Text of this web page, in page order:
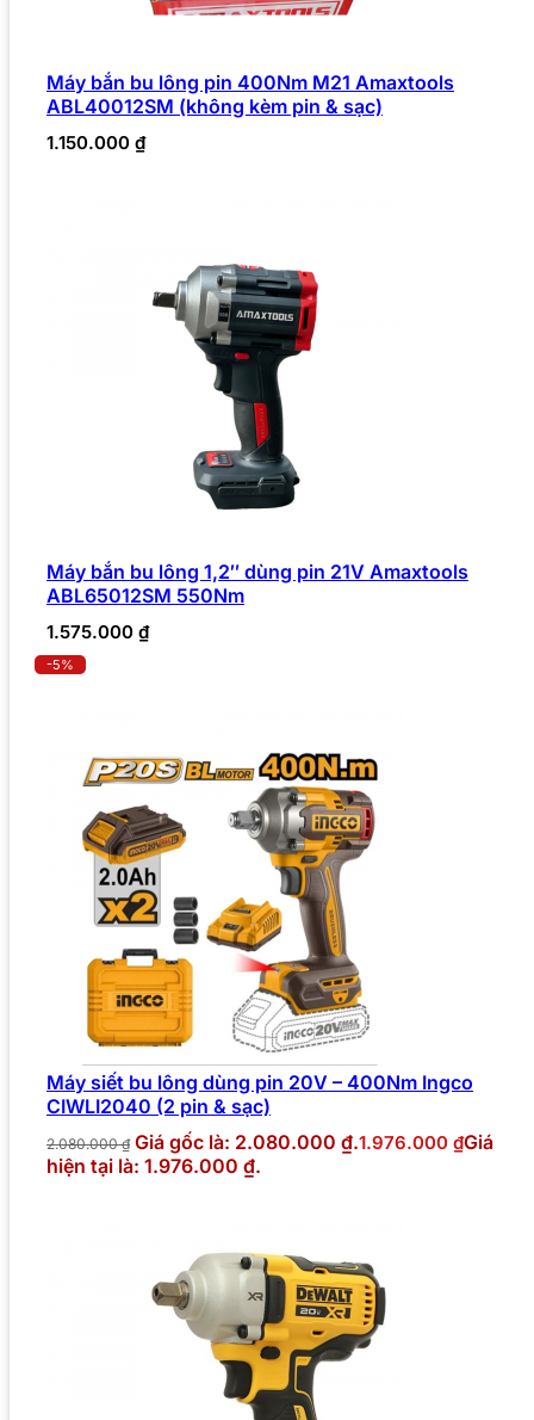
Máy bắn bu lông pin 400Nm M21 Amaxtools
ABL40012SM (không kèm pin & sạc)
1.150.000 ₫
Máy bắn bu lông 1,2″ dùng pin 21V Amaxtools
ABL65012SM 550Nm
1.575.000 ₫
-5%
Máy siết bu lông dùng pin 20V – 400Nm Ingco
CIWLI2040 (2 pin & sạc)
2.080.000₫ Giá gốc là: 2.080.000 ₫.1.976.000 ₫Giá
hiện tại là: 1.976.000 ₫.